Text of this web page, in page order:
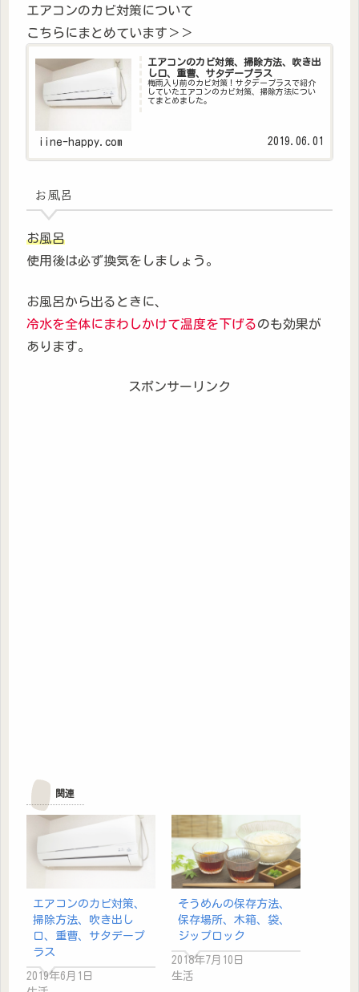
エアコンのカビ対策について
こちらにまとめています＞＞
エアコンのカビ対策、掃除方法、吹き出
し口、重曹、サタデープラス
梅雨入り前のカビ対策！サタデープラスで紹介
していたエアコンのカビ対策、掃除方法につい
てまとめました。
iine-happy.com 2019.06.01
お風呂
お風呂
使用後は必ず換気をしましょう。
お風呂から出るときに、
冷水を全体にまわしかけて温度を下げるのも効果が
あります。
スポンサーリンク
関連
エアコンのカビ対策、
掃除方法、吹き出し
口、重曹、サタデープ
ラス
2019年6月1日
そうめんの保存方法、
保存場所、木箱、袋、
ジップロック
2018年7月10日
生活